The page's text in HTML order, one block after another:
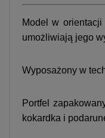
Model w
umożliwiają jego
Wyposażony w
Portfel
kokardka i